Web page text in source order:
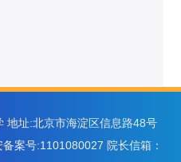
址:北京市海淀区信息路48号
案号:1101080027 院长信箱：